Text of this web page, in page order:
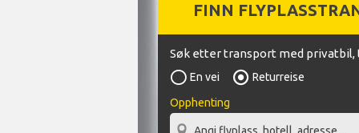
FINN
Søk etter transport med privatbil,
En vei
Returreise
Opphenting